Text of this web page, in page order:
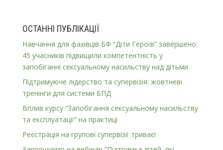
ОСТАННІ ПУБЛІКАЦІЇ
Навчання для фахівців БФ “Діти Героїв” завершено:
45 учасників підвищили компетентність у
запобіганні сексуальному насильству над дітьми
Підтримуюче лідерство та супервізія: жовтневі
тренінги для системи БПД
Вплив курсу “Запобігання сексуальному насильству
та експлуатації” на практиці
Реєстрація на групові супервізії триває!